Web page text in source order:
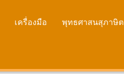
เครื่องมือ พุทธศาสนสุภาษิต